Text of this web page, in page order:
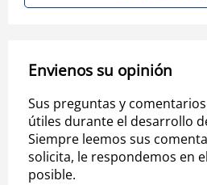
Envienos su opinión
Sus preguntas y
útiles durante el desarrollo
Siempre leemos sus
solicita, le respondemos en
posible.